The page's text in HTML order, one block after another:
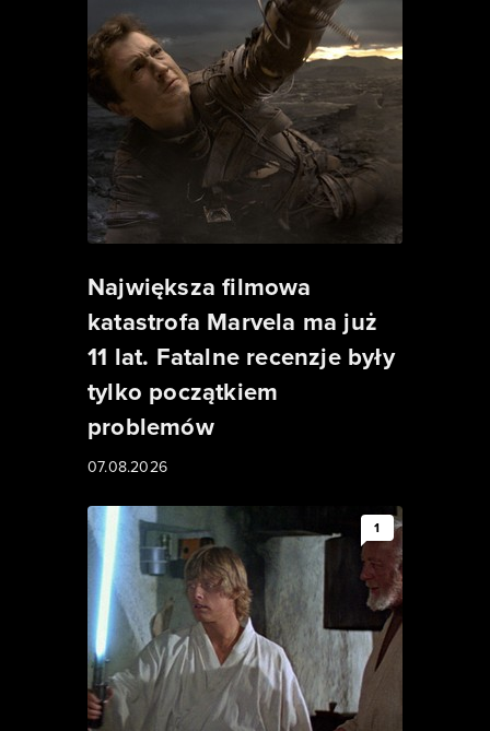
Największa filmowa
katastrofa Marvela ma już
11 lat. Fatalne recenzje były
tylko początkiem
problemów
07.08.2026
1